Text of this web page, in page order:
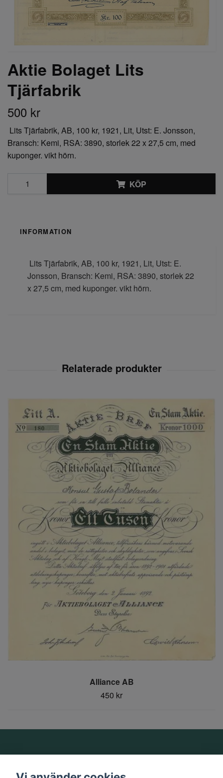
Aktie Bolaget Lits
Tjärfabrik
500 kr
Lits Tjärfabrik, AB, 100 kr, 1921, Lit, Utst: E. Jonsson,
Bransch: Kemi, RSA: 3890, storlek 22 x 27,5 cm, med
kuponger. vikt hörn.
KÖP
INFORMATION
Lits Tjärfabrik, AB, 100 kr, 1921, Lit, Utst: E.
Jonsson, Bransch: Kemi, RSA: 3890, storlek 22
x 27,5 cm, med kuponger. vikt hörn.
Alliance AB
450 kr